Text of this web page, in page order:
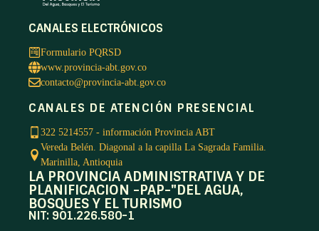
CANALES ELECTRÓNICOS
Formulario PQRSD
www.provincia-abt.gov.co
contacto@provincia-abt.gov.co
CANALES DE ATENCIÓN PRESENCIAL
322 5214557 - información Provincia ABT
Vereda Belén. Diagonal a la capilla La Sagrada Familia.
Marinilla, Antioquia
LA PROVINCIA ADMINISTRATIVA Y DE
PLANIFICACION -PAP-"DEL AGUA,
BOSQUES Y EL TURISMO
NIT: 901.226.580-1